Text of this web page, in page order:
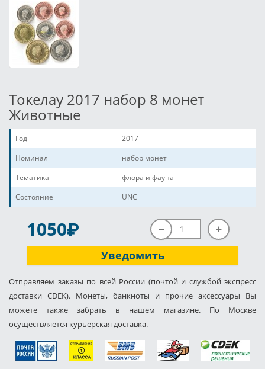
Токелау 2017 набор 8 монет
Животные
Год
2017
Номинал
набор монет
Тематика
флора и фауна
Состояние
UNC
1050P
Уведомить
Отправляем заказы по всей России (почтой и службой экспресс
доставки CDEK). Монеты, банкноты и прочие аксессуары Вы
можете также забрать в нашем магазине. По Москве
осуществляется курьерская доставка.